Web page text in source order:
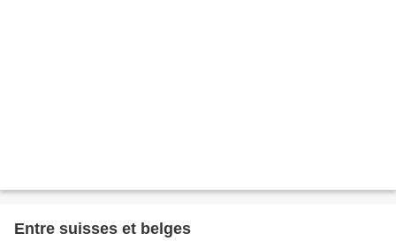
Entre suisses et belges